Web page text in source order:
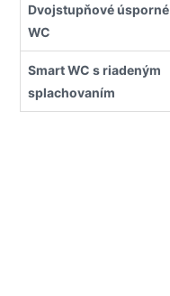
Dvojstupňové úsporné
WC
Smart WC s riadeným
splachovaním